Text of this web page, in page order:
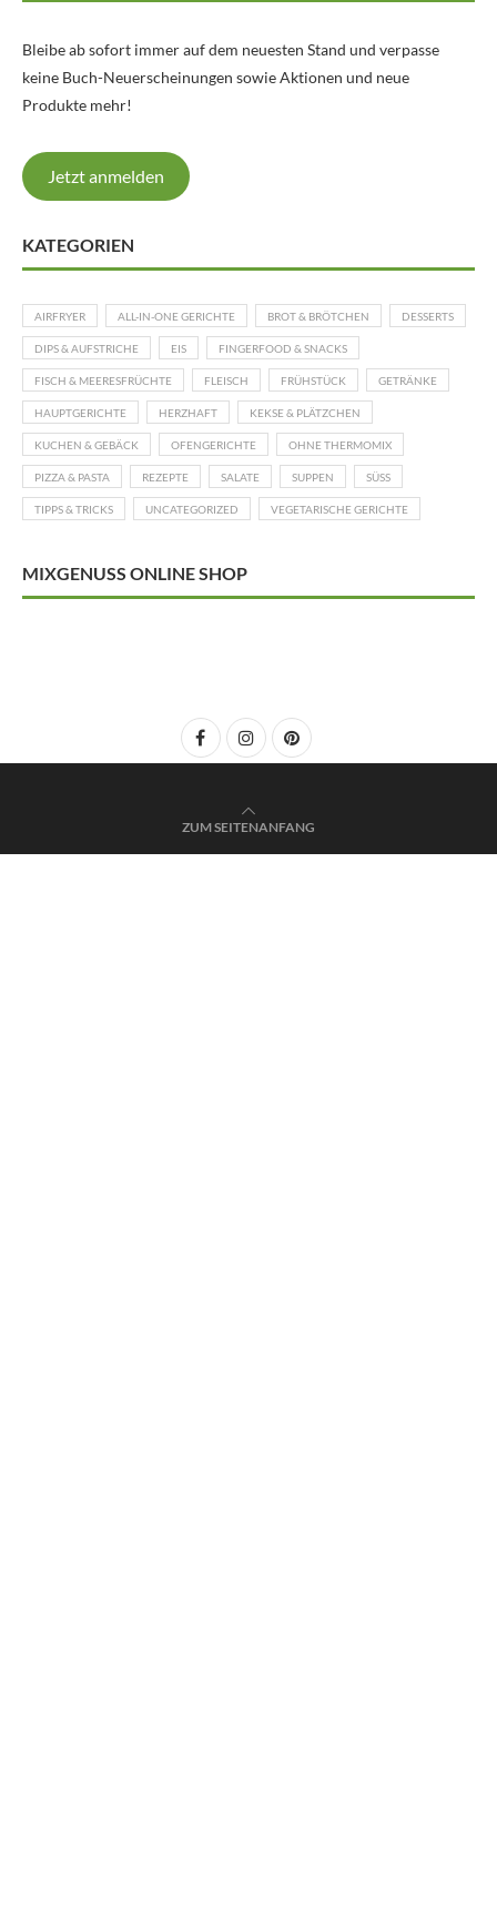
Bleibe ab sofort immer auf dem neuesten Stand und verpasse
keine Buch-Neuerscheinungen sowie Aktionen und neue
Produkte mehr!
Jetzt anmelden
KATEGORIEN
AIRFRYER ALL-IN-ONE GERICHTE BROT & BRÖTCHEN DESSERTS
DIPS & AUFSTRICHE EIS FINGERFOOD & SNACKS
FISCH & MEERESFRÜCHTE FLEISCH FRÜHSTÜCK GETRÄNKE
HAUPTGERICHTE HERZHAFT KEKSE & PLÄTZCHEN
KUCHEN & GEBÄCK OFENGERICHTE OHNE THERMOMIX
PIZZA & PASTA REZEPTE SALATE SUPPEN SÜSS
TIPPS & TRICKS UNCATEGORIZED VEGETARISCHE GERICHTE
MIXGENUSS ONLINE SHOP
ZUM SEITENANFANG